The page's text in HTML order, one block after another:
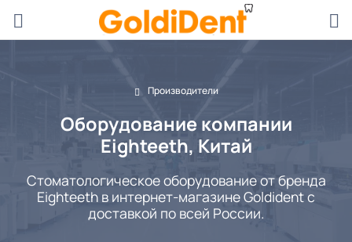
Производители
Оборудование компании
Eighteeth, Китай
Стоматологическое оборудование от бренда
Eighteeth в интернет-магазине Goldident с
доставкой по всей России.